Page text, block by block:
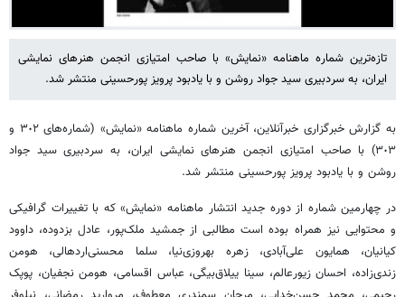
تازه‌ترین شماره ماهنامه «نمایش» با صاحب امتیازی انجمن هنرهای نمایشی
ایران، به سردبیری سید جواد روشن و با یادبود پرویز پورحسینی منتشر شد.
به گزارش خبرگزاری خبرآنلاین، آخرین شماره ماهنامه «نمایش» (شماره‌های ٣٠٢ و
٣٠٣) با صاحب امتیازی انجمن هنرهای نمایشی ایران، به سردبیری سید جواد
روشن و با یادبود پرویز پورحسینی منتشر شد.
در چهارمین شماره از دوره جدید انتشار ماهنامه «نمایش» که با تغییرات گرافیکی
و محتوایی نیز همراه بوده است مطالبی از جمشید ملک‌پور، عادل بزدوده، داوود
کیانیان، همایون علی‌آبادی، زهره بهروزی‌نیا، سلما محسنی‌اردهالی، هومن
زندی‌زاده، احسان زیورعالم، سینا ییلاق‌بیگی، عباس اقسامی، هومن نجفیان، پوپک